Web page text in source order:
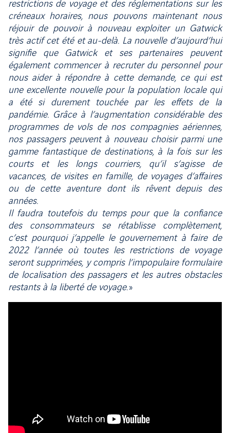
restrictions de voyage et des réglementations sur les
créneaux horaires, nous pouvons maintenant nous
réjouir de pouvoir à nouveau exploiter un Gatwick
très actif cet été et au-delà. La nouvelle d’aujourd’hui
signifie que Gatwick et ses partenaires peuvent
également commencer à recruter du personnel pour
nous aider à répondre à cette demande, ce qui est
une excellente nouvelle pour la population locale qui
a été si durement touchée par les effets de la
pandémie. Grâce à l’augmentation considérable des
programmes de vols de nos compagnies aériennes,
nos passagers peuvent à nouveau choisir parmi une
gamme fantastique de destinations, à la fois sur les
courts et les longs courriers, qu’il s’agisse de
vacances, de visites en famille, de voyages d’affaires
ou de cette aventure dont ils rêvent depuis des
années.
Il faudra toutefois du temps pour que la confiance
des consommateurs se rétablisse complètement,
c’est pourquoi j’appelle le gouvernement à faire de
2022 l’année où toutes les restrictions de voyage
seront supprimées, y compris l’impopulaire formulaire
de localisation des passagers et les autres obstacles
restants à la liberté de voyage. »